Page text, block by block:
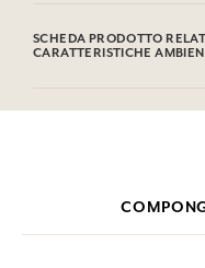
(Fragrance), Palm Kernel
Spinosa Kernel Oil*,
SCHEDA PRODOTTO
CARATTERISTICHE
Si prega di consultare le